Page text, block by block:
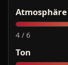
Atmosphäre
4 / 6
Ton